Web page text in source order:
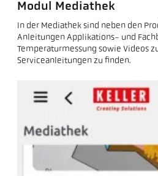
Modul Mediathek
In der Mediathek sind neben den
Anleitungen Applikations- und
Temperaturmessung sowie Videos
Serviceanleitungen zu finden.